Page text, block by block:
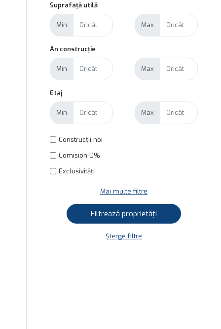
Suprafață utilă
Min Max
An construcție
Min Max
Etaj
Min Max
Construcții noi
Comision 0%
Exclusivități
Mai multe filtre
Șterge filtre